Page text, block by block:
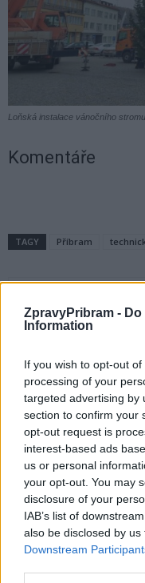
ZpravyPribram -
Information
If you wish to opt-out
processing of your
targeted advertising by
section to confirm your
opt-out request is
interest-based ads
us or personal
your opt-out. You may
disclosure of your
IAB’s list of
also be disclosed by
Downstream
Loňská instalace vánočního
Komentáře
TAGY Příbram
Předchozí článek
Jiráskovy sady po roce
otevřely. Jsou novou
branou do Příbrami
SOUVISEJÍCÍ ČLÁNKY
VÍCE OD AUTORA